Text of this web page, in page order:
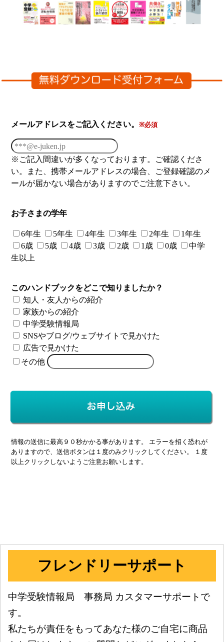
メールアドレスをご記入ください。※必須
※ご記入間違いが多くなっております。ご確認くださ
い。また、携帯メールアドレスの場合、ご登録確認のメ
ールが届かない場合がありますのでご注意下さい。
お子さまの学年
6年生 5年生 4年生 3年生 2年生
1年生
6歳
5歳 4歳 3歳 2歳 1歳 0歳
中学
生以上
このハンドブックをどこで知りましたか？
知人・友人からの紹介
家族からの紹介
中学受験情報局
SNSやブログ/ウェブサイトで見かけた
広告で見かけた
その他
情報の送信に最高９０秒かかる事があります。 エラーを招く恐れが
ありますので、送信ボタンは１度のみクリックしてください。 １度
以上クリックしないようご注意お願いします。
フレンドリーサポート
中学受験情報局 事務局 カスタマーサポートで
す。
私たちが責任をもってあなた様のご自宅に商品